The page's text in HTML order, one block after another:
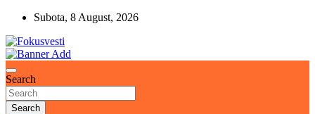
Skip
content
Subota, 8 August, 2026
Fokusvesti
Search
Search